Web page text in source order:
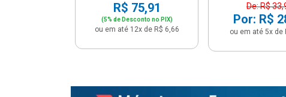
R$ 75,91
(5% de Desconto no PIX)
ou em até 12x de R$ 6,66
De: R$
Por: R$
ou em até 5x de